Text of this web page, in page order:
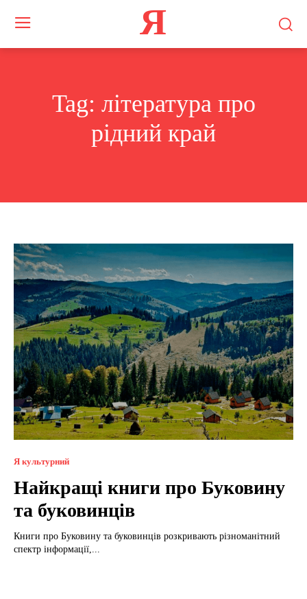
Я
Tag: література про
рідний край
Я культурний
Найкращі книги про Буковину
та буковинців
Книги про Буковину та буковинців розкривають різноманітний
спектр інформації,...